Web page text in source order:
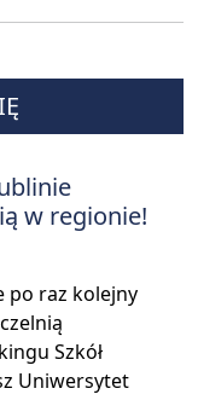
w regionie!
po raz kolejny
Szkół
Uniwersytet